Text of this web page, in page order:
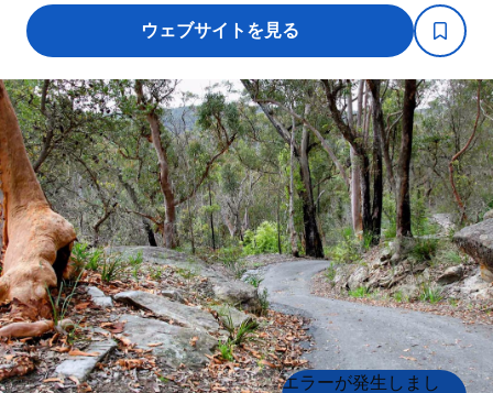
ウェブサイトを見る
Product
Product
エラーが発生しまし